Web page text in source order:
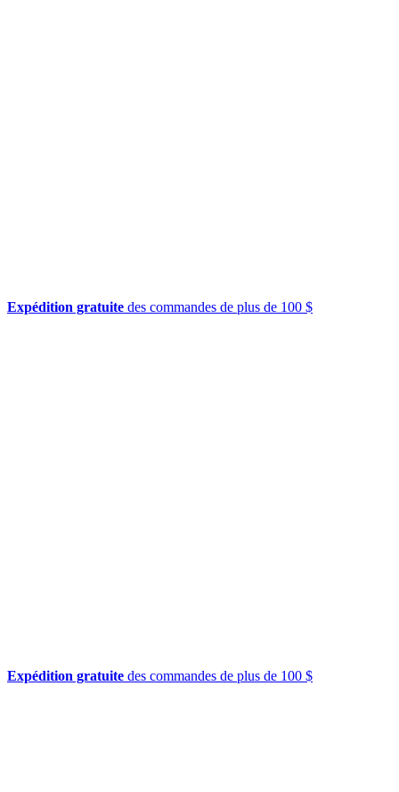
Expédition gratuite des commandes de plus de 100 $
Expédition gratuite des commandes de plus de 100 $